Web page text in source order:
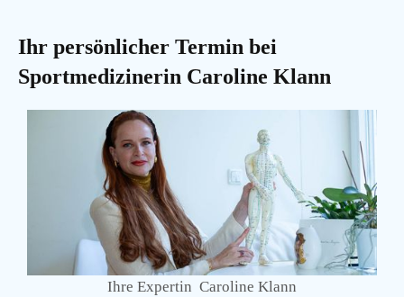
Ihr persönlicher Termin bei
Sportmedizinerin Caroline Klann
Ihre Expertin Caroline Klann